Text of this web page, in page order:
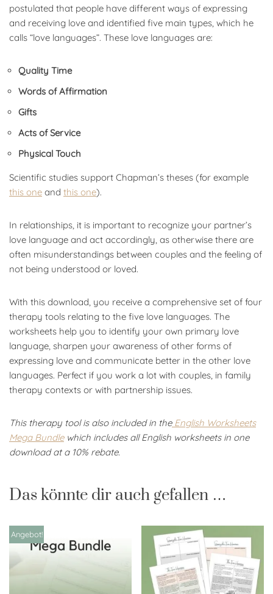
postulated that people have different ways of expressing
and receiving love and identified five main types, which he
calls “love languages”. These love languages are:
Quality Time
Words of Affirmation
Gifts
Acts of Service
Physical Touch
Scientific studies support Chapman’s theses (for example
this one and this one).
In relationships, it is important to recognize your partner’s
love language and act accordingly, as otherwise there are
often misunderstandings between couples and the feeling of
not being understood or loved.
With this download, you receive a comprehensive set of four
therapy tools relating to the five love languages. The
worksheets help you to identify your own primary love
language, sharpen your awareness of other forms of
expressing love and communicate better in the other love
languages. Perfect if you work a lot with couples, in family
therapy contexts or with partnership issues.
This therapy tool is also included in the English Worksheets
Mega Bundlewhich includes all English worksheets in one
download at a 10% rebate.
Das könnte dir auch gefallen …
Angebot!